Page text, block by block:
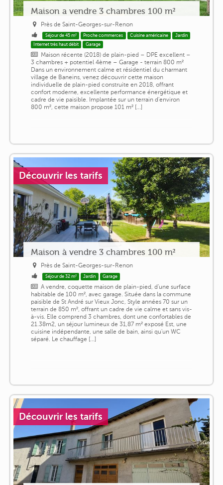
Maison a vendre 3 chambres 100 m²
Près de Saint-Georges-sur-Renon
Séjour de 45 m² Proche commerces Cuisine américaine
Jardin
Internet très haut débit
Garage
Maison récente (2018) de plain-pied – DPE excellent –
3 chambres + potentiel 4ème – Garage - terrain 800 m²
Dans un environnement calme et résidentiel du charmant
village de Baneins, venez découvrir cette maison
individuelle de plain-pied construite en 2018, offrant
confort moderne, excellente performance énergétique et
cadre de vie paisible. Implantée sur un terrain d'environ
800 m², cette maison propose 101 m² [...]
Découvrir les tarifs
Maison à vendre 3 chambres 100 m²
Près de Saint-Georges-sur-Renon
Séjour de 32 m² Jardin Garage
A vendre, coquette maison de plain-pied, d'une surface
habitable de 100 m², avec garage. Située dans la commune
paisible de St André sur Vieux Jonc, Style années 70 sur un
terrain de 850 m², offrant un cadre de vie calme et sans vis-
à-vis. Elle comprend 3 chambres, dont une confortables de
21.38m2, un séjour lumineux de 31,87 m² exposé Est, une
cuisine indépendante, une salle de bain, ainsi qu'un WC
séparé. Le chauffage [...]
Découvrir les tarifs